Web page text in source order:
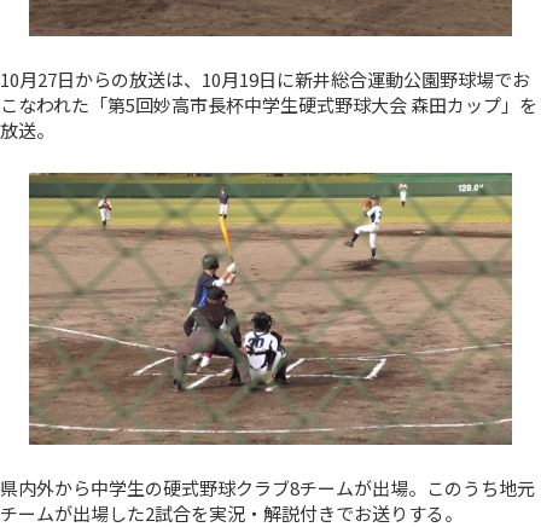
10月27日からの放送は、10月19日に新井総合運動公園野球場でお
こなわれた「第5回妙高市長杯中学生硬式野球大会 森田カップ」を
放送。
県内外から中学生の硬式野球クラブ8チームが出場。このうち地元
チームが出場した2試合を実況・解説付きでお送りする。